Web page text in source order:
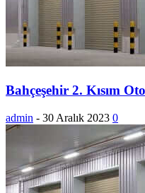
Bahçeşehir 2. Kısım
admin - 30 Aralık 2023 0